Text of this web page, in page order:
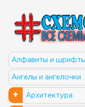
Алфавиты и шрифты
Ангелы и ангелочки
+ Архитектура